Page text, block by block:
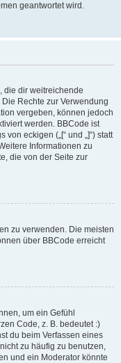
geantwortet wird.
die dir weitreichende
Rechte zur Verwendung
vergeben, können jedoch
werden. BBCode ist
eckigen („[“ und „]“) statt
Informationen zu
die von der Seite zur
zu verwenden. Die meisten
über BBCode erreicht
um ein Gefühl
Code, z. B. bedeutet :)
du beim Verfassen eines
zu häufig zu benutzen,
und ein Moderator könnte